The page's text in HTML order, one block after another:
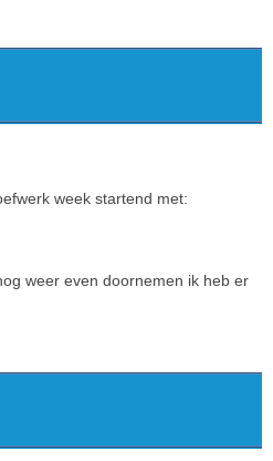
week startend met:
weer even doornemen ik heb er